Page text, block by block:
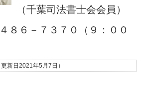
（千葉司法書士会会員）
８６－７３７０（９：００
更新日2021年5月7日）